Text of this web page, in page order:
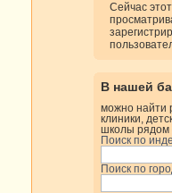
Сейчас
В нашей
можно найти
клиники,
школы рядом
Поиск по
Поиск по